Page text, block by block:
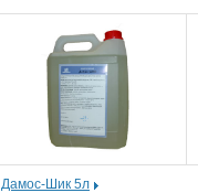
Дамос-Шик 5л